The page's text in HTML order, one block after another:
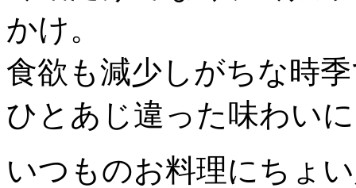
かけ。
食欲も減少しがちな時
ひとあじ違った味わい
いつものお料理にちょ